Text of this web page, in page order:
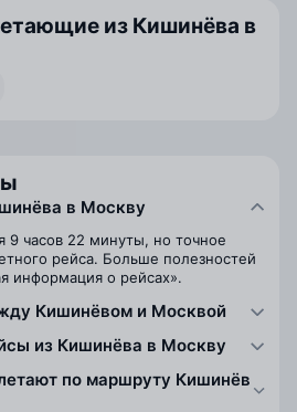
из Кишинёва в
в Москву
9 часов 22 минуты, но точное
рейса. Больше полезностей
информация о рейсах».
Кишинёвом и Москвой
из Кишинёва в Москву
по маршруту Кишинёв